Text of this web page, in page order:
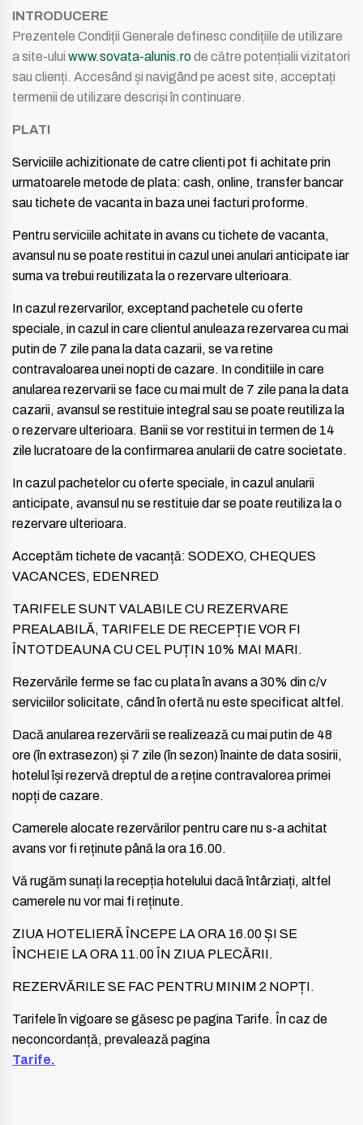
INTRODUCERE
Prezentele Condiții Generale definesc condițiile de utilizare
a site-ului www.sovata-alunis.rode către potențialii vizitatori
sau clienți. Accesând și navigând pe acest site, acceptați
termenii de utilizare descriși în continuare.
PLATI
Serviciile achizitionate de catre clienti pot fi achitate prin
urmatoarele metode de plata: cash, online, transfer bancar
sau tichete de vacanta in baza unei facturi proforme.
Pentru serviciile achitate in avans cu tichete de vacanta,
avansul nu se poate restitui in cazul unei anulari anticipate iar
suma va trebui reutilizata la o rezervare ulterioara.
In cazul rezervarilor, exceptand pachetele cu oferte
speciale, in cazul in care clientul anuleaza rezervarea cu mai
putin de 7 zile pana la data cazarii, se va retine
contravaloarea unei nopti de cazare. In conditiile in care
anularea rezervarii se face cu mai mult de 7 zile pana la data
cazarii, avansul se restituie integral sau se poate reutiliza la
o rezervare ulterioara. Banii se vor restitui in termen de 14
zile lucratoare de la confirmarea anularii de catre societate.
In cazul pachetelor cu oferte speciale, in cazul anularii
anticipate, avansul nu se restituie dar se poate reutiliza la o
rezervare ulterioara.
Acceptăm tichete de vacanță: SODEXO, CHEQUES
VACANCES, EDENRED
TARIFELE SUNT VALABILE CU REZERVARE
PREALABILĂ, TARIFELE DE RECEPȚIE VOR FI
ÎNTOTDEAUNA CU CEL PUȚIN 10% MAI MARI.
Rezervările ferme se fac cu plata în avans a 30% din c/v
serviciilor solicitate, când în ofertă nu este specificat altfel.
Dacă anularea rezervării se realizează cu mai putin de 48
ore (în extrasezon) și 7 zile (în sezon) înainte de data sosirii,
hotelul își rezervă dreptul de a reține contravalorea primei
nopți de cazare.
Camerele alocate rezervărilor pentru care nu s-a achitat
avans vor fi reținute până la ora 16.00.
Vă rugăm sunați la recepția hotelului dacă întârziați, altfel
camerele nu vor mai fi reținute.
ZIUA HOTELIERĂ ÎNCEPE LA ORA 16.00 ȘI SE
ÎNCHEIE LA ORA 11.00 ÎN ZIUA PLECĂRII.
REZERVĂRILE SE FAC PENTRU MINIM 2 NOPȚI.
Tarifele în vigoare se găsesc pe pagina Tarife. În caz de
neconcordanță, prevalează pagina
Tarife.